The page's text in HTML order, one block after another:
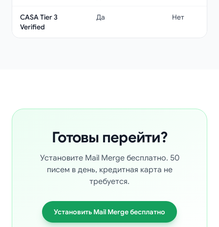
CASA Tier 3
Verified
Да Нет
Готовы перейти?
Установите Mail Merge бесплатно. 50
писем в день, кредитная карта не
требуется.
Установить Mail Merge бесплатно